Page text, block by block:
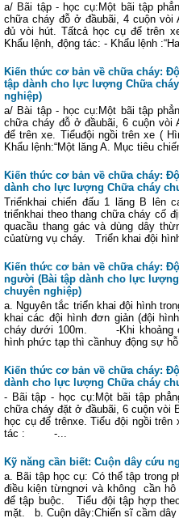
a/ Bãi tập - học cụ:Một bãi tập
chữa cháy đỗ ở đầubãi, 4 cuộn
đủ vòi hút. Tấtcả học cụ để trên
Khẩu lệnh, động tác: - Khẩu lệnh
Kiến thức cơ bản về chữa cháy:
tập dành cho lực lượng Chữa
nghiệp)
a/ Bài tập - học cụ:Một bãi tập
chữa cháy đỗ ở đầubãi, 6 cuộn vòi
để trên xe. Tiểuđội ngồi trên xe
Khẩu lệnh:“Một lăng A. Mục tiêu
Kiến thức cơ bản về chữa cháy:
dành cho lực lượng Chữa cháy
Triểnkhai chiến đấu 1 lăng B lên
triểnkhai theo thang chữa cháy cố
quacầu thang gác và dùng dây
củatừng vụ cháy. Triển khai đội
Kiến thức cơ bản về chữa cháy:
người (Bài tập dành cho lực
chuyên nghiệp)
a. Nguyên tắc triển khai đội hình
khai các đội hình đơn giản (đội
cháy dưới 100m. -Khi khoảng
hình phức tạp thì cầnhuy động sự
Kiến thức cơ bản về chữa cháy:
dành cho lực lượng Chữa cháy
- Bãi tập - học cụ:Một bãi tập
chữa cháy đặt ở đầubãi, 6 cuộn vòi
học cụ để trênxe. Tiểu đội ngồi
tác : -...
Kỹ năng cần biết: Cuộn dây cứu
a. Bãi tập học cụ: Có thể tập trong
điều kiện từngnơi và không cần
để tập buộc. Tiểu đội tập hợp
mặt. b. Cuộn dây:Chiến sĩ cầm dây